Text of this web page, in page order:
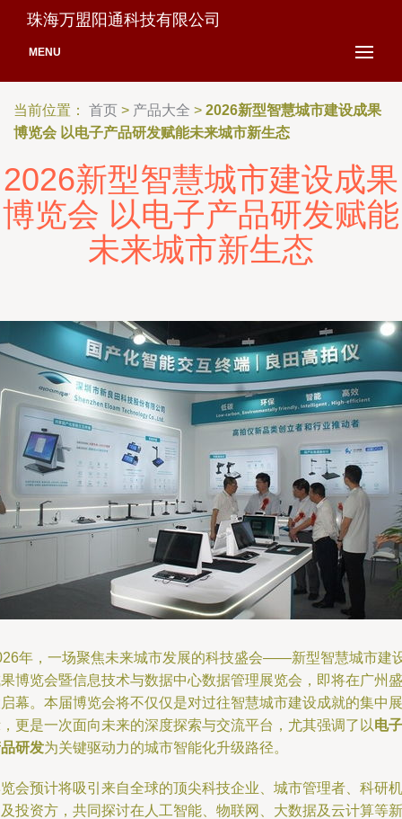
珠海万盟阳通科技有限公司
MENU
当前位置： 首页 > 产品大全 > 2026新型智慧城市建设成果
博览会 以电子产品研发赋能未来城市新生态
2026新型智慧城市建设成果
博览会 以电子产品研发赋能
未来城市新生态
年，一场聚焦未来城市发展的科技盛会——新型智慧城市建
博览会暨信息技术与数据中心数据管理展览会，即将在广州盛
幕。本届博览会将不仅仅是对过往智慧城市建设成就的集中展
更是一次面向未来的深度探索与交流平台，尤其强调了以电子
研发为关键驱动力的城市智能化升级路径。
会预计将吸引来自全球的顶尖科技企业、城市管理者、科研机
投资方，共同探讨在人工智能、物联网、大数据及云计算等新